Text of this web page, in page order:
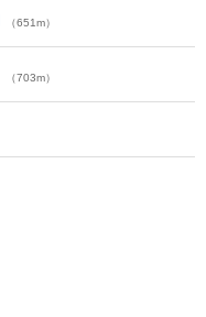
（651m）
（703m）